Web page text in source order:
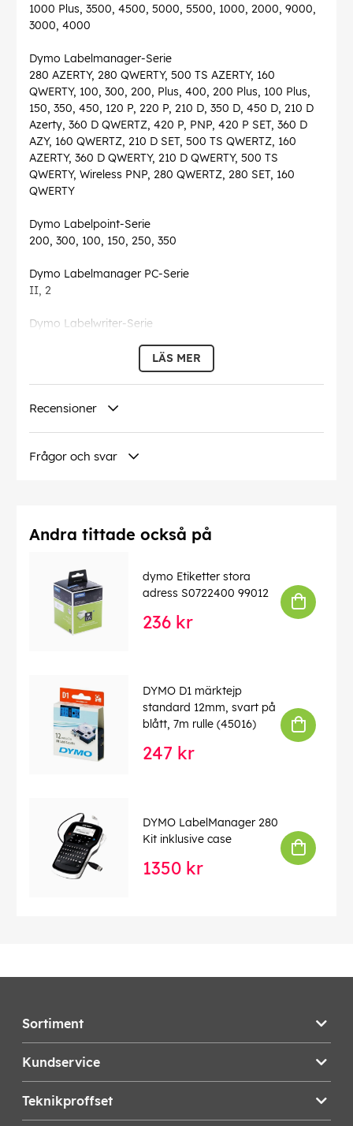
1000 Plus, 3500, 4500, 5000, 5500, 1000, 2000, 9000,
3000, 4000
Dymo Labelmanager-Serie
280 AZERTY, 280 QWERTY, 500 TS AZERTY, 160
QWERTY, 100, 300, 200, Plus, 400, 200 Plus, 100 Plus,
150, 350, 450, 120 P, 220 P, 210 D, 350 D, 450 D, 210 D
Azerty, 360 D QWERTZ, 420 P, PNP, 420 P SET, 360 D
AZY, 160 QWERTZ, 210 D SET, 500 TS QWERTZ, 160
AZERTY, 360 D QWERTY, 210 D QWERTY, 500 TS
QWERTY, Wireless PNP, 280 QWERTZ, 280 SET, 160
QWERTY
Dymo Labelpoint-Serie
200, 300, 100, 150, 250, 350
Dymo Labelmanager PC-Serie
II, 2
Dymo Labelwriter-Serie
LÄS MER
Recensioner
Frågor och svar
Andra tittade också på
dymo Etiketter stora
adress S0722400 99012
236 kr
DYMO D1 märktejp
standard 12mm, svart på
blått, 7m rulle (45016)
247 kr
DYMO LabelManager 280
Kit inklusive case
1350 kr
Sortiment
Kundservice
Teknikproffset